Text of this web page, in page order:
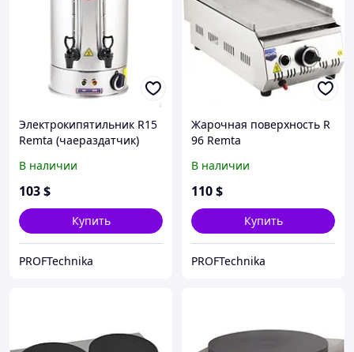
Электрокипятильник R15
Remta (чаераздатчик)
В наличии
103$
Купить
PROFTechnika
Жарочная поверхность R
96 Remta
В наличии
110$
Купить
PROFTechnika